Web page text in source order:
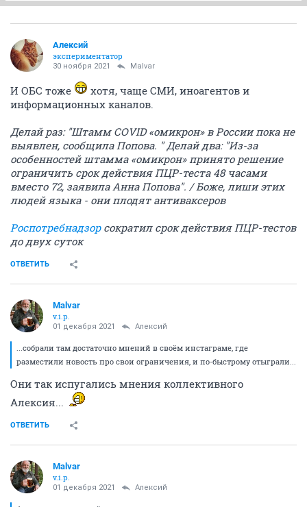
Алексий
экспериментатор
30 ноября 2021 Malvar
И ОБС тоже
хотя, чаще СМИ, иноагентов и
информационных каналов.
Делай раз: "Штамм COVID «омикрон» в России пока не
выявлен, сообщила Попова. " Делай два: "Из-за
особенностей штамма «омикрон» принято решение
ограничить срок действия ПЦР-теста 48 часами
вместо 72, заявила Анна Попова". / Боже, лиши этих
людей языка - они плодят антиваксеров
Роспотребнадзорсократил срок действия ПЦР-тестов
до двух суток
ОТВЕТИТЬ
Malvar
v.i.p.
01 декабря 2021 Алексий
...собрали там достаточно мнений в своём инстаграме, где
разместили новость про свои ограничения, и по-быстрому отыграли...
Они так испугались мнения коллективного
Алексия...
ОТВЕТИТЬ
Malvar
v.i.p.
01 декабря 2021 Алексий